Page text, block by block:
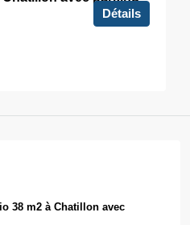
Détails
38 m2 à Chatillon avec